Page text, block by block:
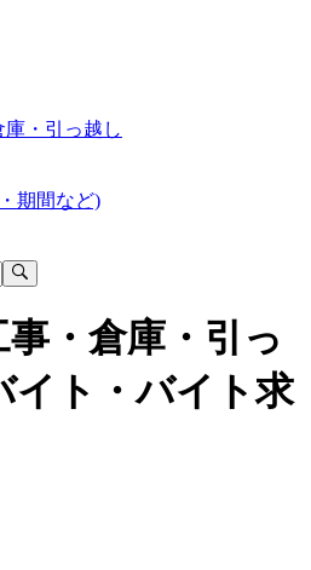
・引っ越し
期間など)
・倉庫・引っ
イト・バイト求